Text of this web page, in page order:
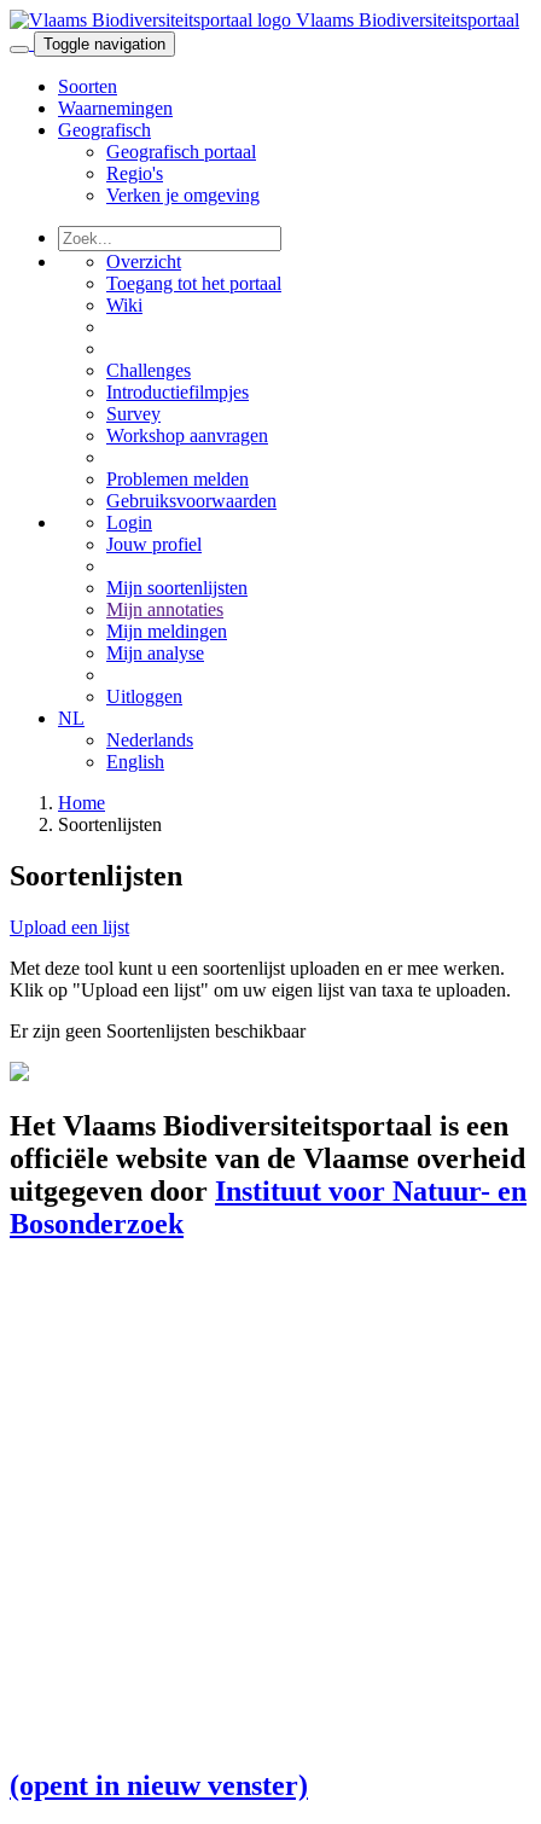
Vlaams Biodiversiteitsportaal
Toggle navigation
Soorten
Waarnemingen
Geografisch
Geografisch portaal
Regio's
Verken je omgeving
Overzicht
Toegang tot het portaal
Wiki
Challenges
Introductiefilmpjes
Survey
Workshop aanvragen
Problemen melden
Gebruiksvoorwaarden
Login
Jouw profiel
Mijn soortenlijsten
Mijn annotaties
Mijn meldingen
Mijn analyse
Uitloggen
NL
Nederlands
English
Home
Soortenlijsten
Soortenlijsten
Upload een lijst
Met deze tool kunt u een soortenlijst uploaden en er mee werken.
Klik op "Upload een lijst" om uw eigen lijst van taxa te uploaden.
Er zijn geen Soortenlijsten beschikbaar
Het Vlaams Biodiversiteitsportaal is een
officiële website van de Vlaamse overheid
uitgegeven door Instituut voor Natuur- en
Bosonderzoek
(opent in nieuw venster)